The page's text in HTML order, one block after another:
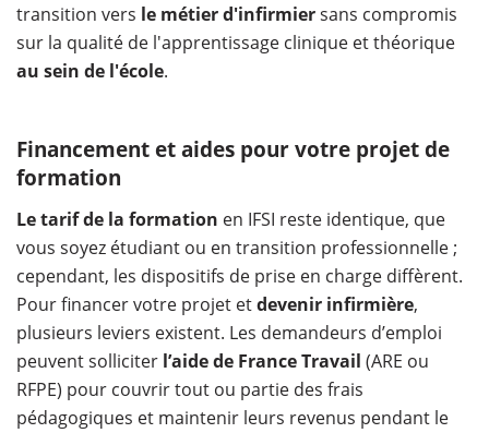
transition vers le métier d'infirmiersans compromis
sur la qualité de l'apprentissage clinique et théorique
au sein de l'école.
Financement et aides pour votre projet de
formation
Le tarif de la formation en IFSI reste identique, que
vous soyez étudiant ou en transition professionnelle ;
cependant, les dispositifs de prise en charge diffèrent.
Pour financer votre projet etdevenir infirmière,
plusieurs leviers existent. Les demandeurs d’emploi
peuvent solliciter l’aide de France Travail (ARE ou
RFPE) pour couvrir tout ou partie des frais
pédagogiques et maintenir leurs revenus pendant le